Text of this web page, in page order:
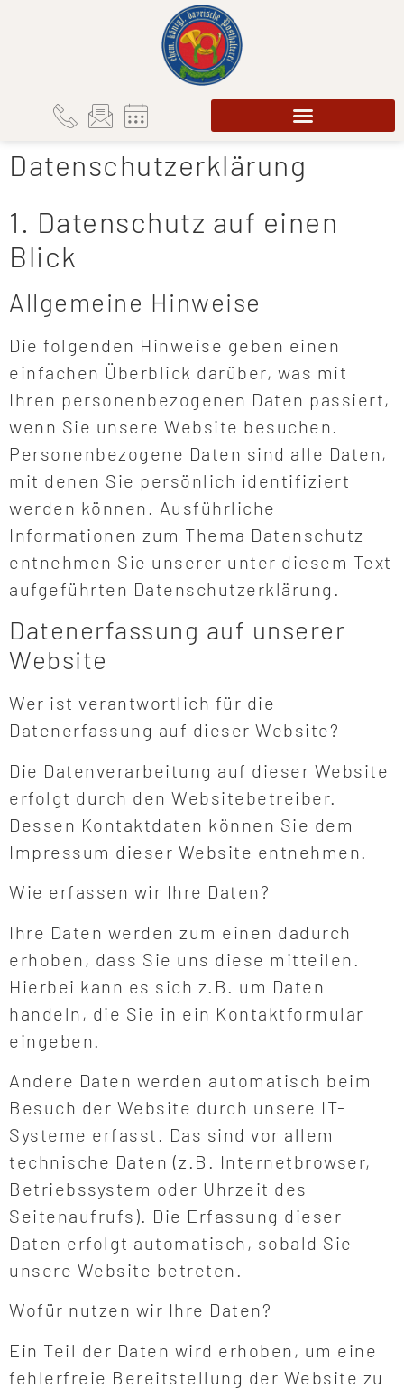
Datenschutzerklärung
1. Datenschutz auf einen
Blick
Allgemeine Hinweise
Die folgenden Hinweise geben einen
einfachen Überblick darüber, was mit
Ihren personenbezogenen Daten passiert,
wenn Sie unsere Website besuchen.
Personenbezogene Daten sind alle Daten,
mit denen Sie persönlich identifiziert
werden können. Ausführliche
Informationen zum Thema Datenschutz
entnehmen Sie unserer unter diesem Text
aufgeführten Datenschutzerklärung.
Datenerfassung auf unserer
Website
Wer ist verantwortlich für die
Datenerfassung auf dieser Website?
Die Datenverarbeitung auf dieser Website
erfolgt durch den Websitebetreiber.
Dessen Kontaktdaten können Sie dem
Impressum dieser Website entnehmen.
Wie erfassen wir Ihre Daten?
Ihre Daten werden zum einen dadurch
erhoben, dass Sie uns diese mitteilen.
Hierbei kann es sich z.B. um Daten
handeln, die Sie in ein Kontaktformular
eingeben.
Andere Daten werden automatisch beim
Besuch der Website durch unsere IT-
Systeme erfasst. Das sind vor allem
technische Daten (z.B. Internetbrowser,
Betriebssystem oder Uhrzeit des
Seitenaufrufs). Die Erfassung dieser
Daten erfolgt automatisch, sobald Sie
unsere Website betreten.
Wofür nutzen wir Ihre Daten?
Ein Teil der Daten wird erhoben, um eine
fehlerfreie Bereitstellung der Website zu